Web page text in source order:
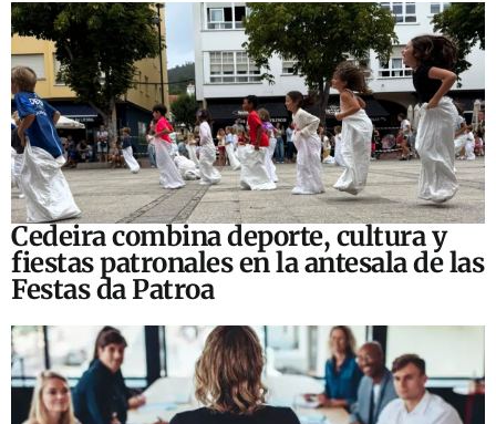
Cedeira combina deporte, cultura y
fiestas patronales en la antesala de las
Festas da Patroa